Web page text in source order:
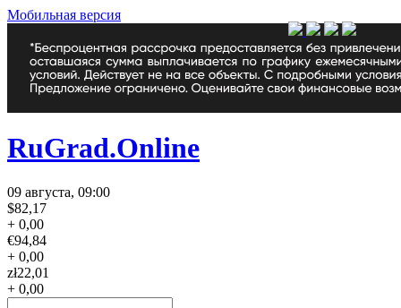
Мобильная версия
RuGrad.Online
09 августа, 09:00
$82,17
+ 0,00
€94,84
+ 0,00
zł22,01
+ 0,00